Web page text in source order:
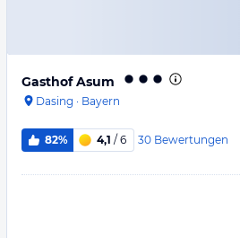
Gasthof Asum
Dasing · Bayern
82% 4,1 / 6 30 Bewertungen